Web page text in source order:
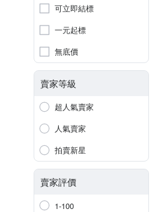
可立即結標
一元起標
無底價
賣家等級
超人氣賣家
人氣賣家
拍賣新星
賣家評價
1-100